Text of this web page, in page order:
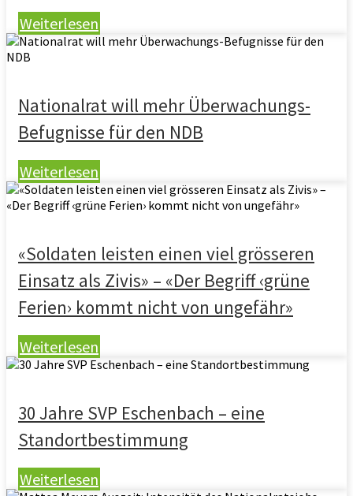
Weiterlesen
Nationalrat will mehr Überwachungs-
Befugnisse für den NDB
Weiterlesen
«Soldaten leisten einen viel grösseren
Einsatz als Zivis» – «Der Begriff ‹grüne
Ferien› kommt nicht von ungefähr»
Weiterlesen
30 Jahre SVP Eschenbach – eine
Standortbestimmung
Weiterlesen